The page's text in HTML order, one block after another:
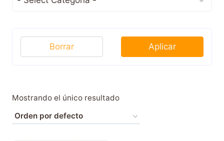
Mostrando el único resultado
Aplicar
Borrar